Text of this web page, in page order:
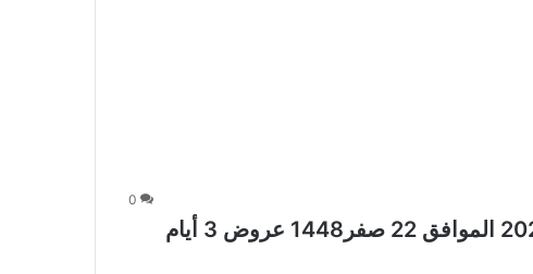
0
عروض بن داود اليوم 5 أغسطس 2026 الموافق 22 صفر1448 عروض 3 أيام